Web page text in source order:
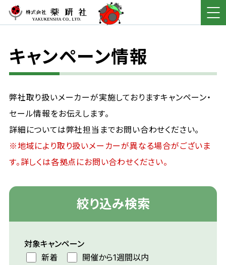
キャンペーン情報
弊社取り扱いメーカーが実施しておりますキャンペーン・
セール情報をお伝えします。
詳細については弊社担当までお問い合わせください。
※地域により取り扱いメーカーが異なる場合がございま
す。詳しくは各拠点にお問い合わせください。
絞り込み検索
対象キャンペーン
新着
開催から1週間以内